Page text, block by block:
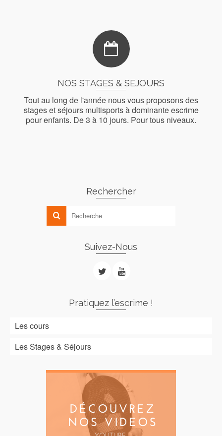
NOS STAGES & SEJOURS
Tout au long de l'année nous vous proposons des
stages et séjours multisports à dominante escrime
pour enfants. De 3 à 10 jours. Pour tous niveaux.
Rechercher
Suivez-Nous
Pratiquez l’escrime !
Les cours
Les Stages & Séjours